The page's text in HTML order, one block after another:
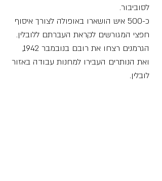
לסוביבור.
כ-500 איש הושארו באופולה לצורך איסוף
חפצי המגורשים לקראת העברתם ללובלין.
הגרמנים רצחו את רובם בנובמבר 1942,
ואת הנותרים העבירו למחנות עבודה באזור
לובלין.